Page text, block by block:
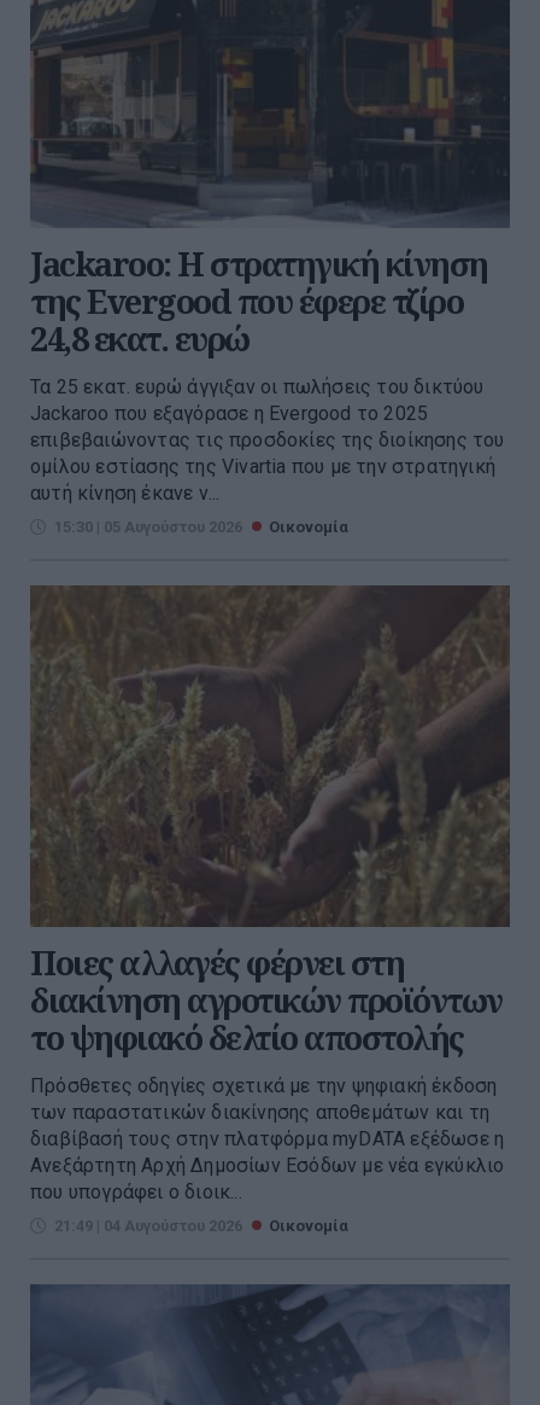
Jackaroo: Η στρατηγική κίνηση
της Evergood που έφερε τζίρο
24,8 εκατ. ευρώ
Τα 25 εκατ. ευρώ άγγιξαν οι πωλήσεις του δικτύου
Jackaroo που εξαγόρασε η Evergood το 2025
επιβεβαιώνοντας τις προσδοκίες της διοίκησης του
ομίλου εστίασης της Vivartia που με την στρατηγική
αυτή κίνηση έκανε ν...
15:30 | 05 Αυγούστου 2026 Οικονομία
Ποιες αλλαγές φέρνει στη
διακίνηση αγροτικών προϊόντων
το ψηφιακό δελτίο αποστολής
Πρόσθετες οδηγίες σχετικά με την ψηφιακή έκδοση
των παραστατικών διακίνησης αποθεμάτων και τη
διαβίβασή τους στην πλατφόρμα myDATA εξέδωσε η
Ανεξάρτητη Αρχή Δημοσίων Εσόδων με νέα εγκύκλιο
που υπογράφει ο διοικ...
21:49 | 04 Αυγούστου 2026 Οικονομία